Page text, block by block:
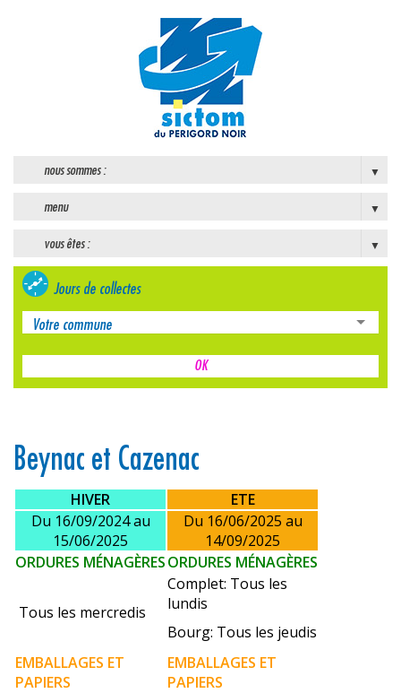
nous sommes :
menu
vous êtes :
Jours de collectes
Beynac et Cazenac
HIVER
ETE
Du 16/09/2024 au
15/06/2025
Du 16/06/2025 au
14/09/2025
ORDURES MÉNAGÈRESORDURES MÉNAGÈRES
Tous les mercredis
Complet: Tous les
lundis
Bourg: Tous les jeudis
EMBALLAGES ET
PAPIERS
EMBALLAGES ET
PAPIERS